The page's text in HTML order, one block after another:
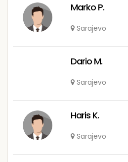
Marko P.
Sarajevo
Dario M.
Sarajevo
Haris K.
Sarajevo